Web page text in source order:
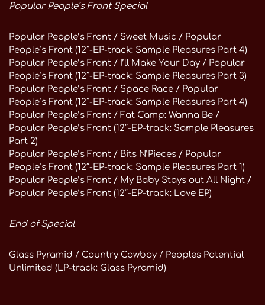
Popular People’s Front Special
Popular People’s Front / Sweet Music / Popular
People’s Front (12″-EP-track: Sample Pleasures Part 4)
Popular People’s Front / I’ll Make Your Day / Popular
People’s Front (12″-EP-track: Sample Pleasures Part 3)
Popular People’s Front / Space Race / Popular
People’s Front (12″-EP-track: Sample Pleasures Part 4)
Popular People’s Front / Fat Camp: Wanna Be /
Popular People’s Front (12″-EP-track: Sample Pleasures
Part 2)
Popular People’s Front / Bits N’Pieces / Popular
People’s Front (12″-EP-track: Sample Pleasures Part 1)
Popular People’s Front / My Baby Stays out All Night /
Popular People’s Front (12″-EP-track: Love EP)
End of Special
Glass Pyramid / Country Cowboy / Peoples Potential
Unlimited (LP-track: Glass Pyramid)